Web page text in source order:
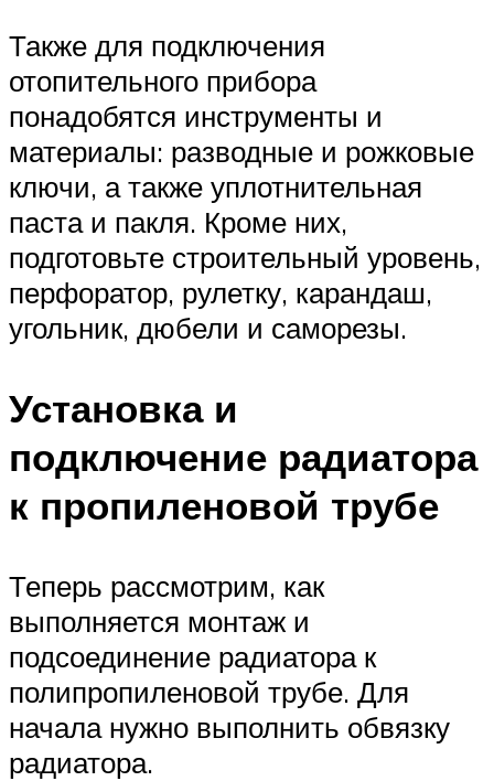
Также для подключения
отопительного прибора
понадобятся инструменты и
материалы: разводные и рожковые
ключи, а также уплотнительная
паста и пакля. Кроме них,
подготовьте строительный уровень,
перфоратор, рулетку, карандаш,
угольник, дюбели и саморезы.
Установка и
подключение радиатора
к пропиленовой трубе
Теперь рассмотрим, как
выполняется монтаж и
подсоединение радиатора к
полипропиленовой трубе. Для
начала нужно выполнить обвязку
радиатора.